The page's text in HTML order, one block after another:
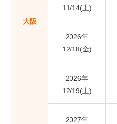
大阪
11/14(土)
2026年
12/18(金)
2026年
12/19(土)
2027年